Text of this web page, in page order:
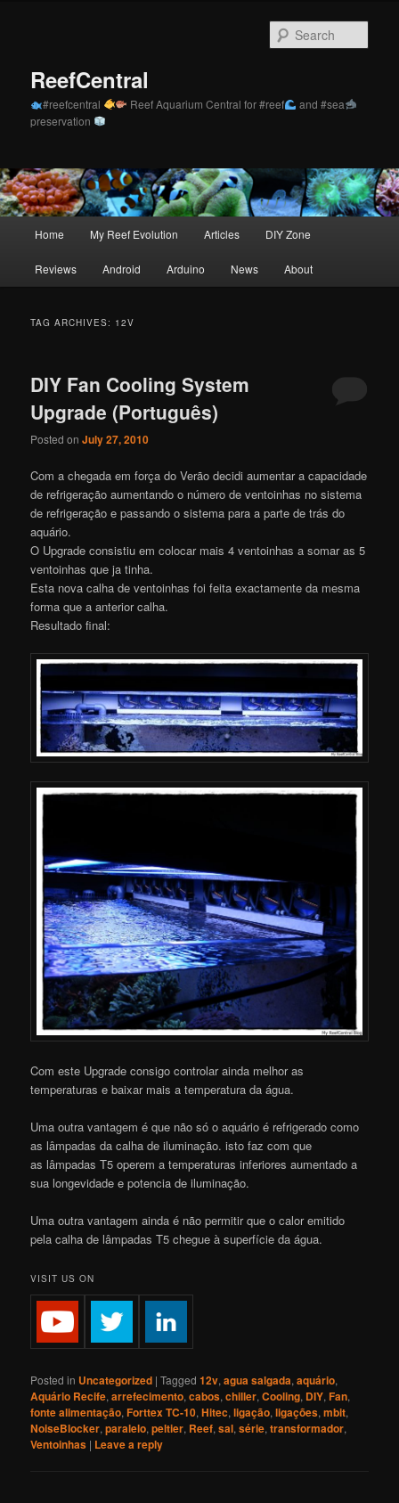
ReefCentral
#reefcentral Reef Aquarium Central for #reef
and #sea
preservation
Home My Reef Evolution Articles DIY Zone
Reviews Android Arduino News About
TAG ARCHIVES: 12V
DIY Fan Cooling System
Upgrade (Português)
Posted onJuly 27, 2010
Com a chegada em força do Verão decidi aumentar a capacidade
de refrigeração aumentando o número de ventoinhas no sistema
de refrigeração e passando o sistema para a parte de trás do
aquário.
O Upgrade consistiu em colocar mais 4 ventoinhas a somar as 5
ventoinhas que ja tinha.
Esta nova calha de ventoinhas foi feita exactamente da mesma
forma que a anterior calha.
Resultado final:
Com este Upgrade consigo controlar ainda melhor as
temperaturas e baixar mais a temperatura da água.
Uma outra vantagem é que não só o aquário é refrigerado como
as lâmpadas da calha de iluminação. isto faz com que
as lâmpadas T5 operem a temperaturas inferiores aumentado a
sua longevidade e potencia de iluminação.
Uma outra vantagem ainda é não permitir que o calor emitido
pela calha de lâmpadas T5 chegue à superfície da água.
VISIT US ON
Posted in Uncategorized |Tagged 12v,agua salgada,aquário,
Aquário Recife,arrefecimento,cabos,chiller,Cooling, DIY,Fan,
fonte alimentação,Forttex TC-10,Hitec,ligação,ligações,mbit,
NoiseBlocker,paralelo,peltier, Reef,sal,série,transformador,
Ventoinhas | Leave a reply